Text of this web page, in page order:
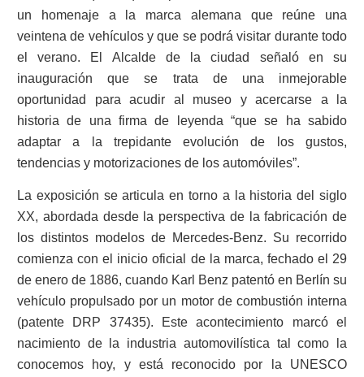
un homenaje a la marca alemana que reúne una
veintena de vehículos y que se podrá visitar durante todo
el verano. El Alcalde de la ciudad señaló en su
inauguración que se trata de una inmejorable
oportunidad para acudir al museo y acercarse a la
historia de una firma de leyenda “que se ha sabido
adaptar a la trepidante evolución de los gustos,
tendencias y motorizaciones de los automóviles”.
La exposición se articula en torno a la historia del siglo
XX, abordada desde la perspectiva de la fabricación de
los distintos modelos de Mercedes-Benz. Su recorrido
comienza con el inicio oficial de la marca, fechado el 29
de enero de 1886, cuando Karl Benz patentó en Berlín su
vehículo propulsado por un motor de combustión interna
(patente DRP 37435). Este acontecimiento marcó el
nacimiento de la industria automovilística tal como la
conocemos hoy, y está reconocido por la UNESCO